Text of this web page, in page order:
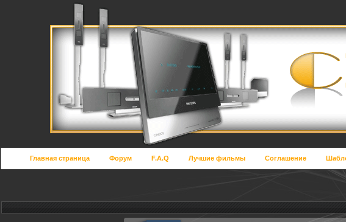
Главная страница Форум F.A.Q Лучшие фильмы Соглашение